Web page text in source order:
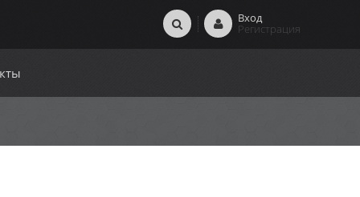
Вход
Регистрация